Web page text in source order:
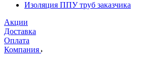
Изоляция ППУ труб заказчика
Акции
Доставка
Оплата
Компания